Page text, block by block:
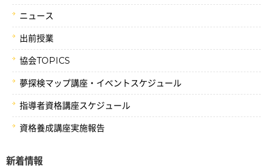
ニュース
出前授業
協会TOPICS
夢探検マップ講座・イベントスケジュール
指導者資格講座スケジュール
資格養成講座実施報告
新着情報